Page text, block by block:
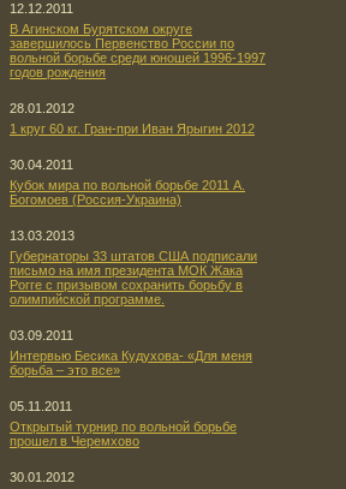
12.12.2011
В Агинском Бурятском округе
завершилось Первенство России по
вольной борьбе среди юношей 1996-1997
годов рождения
28.01.2012
1 круг 60 кг. Гран-при Иван Ярыгин 2012
30.04.2011
Кубок мира по вольной борьбе 2011 А.
Богомоев (Россия-Украина)
13.03.2013
Губернаторы 33 штатов США подписали
письмо на имя президента МОК Жака
Рогге с призывом сохранить борьбу в
олимпийской программе.
03.09.2011
Интервью Бесика Кудухова- «Для меня
борьба – это все»
05.11.2011
Открытый турнир по вольной борьбе
прошел в Черемхово
30.01.2012